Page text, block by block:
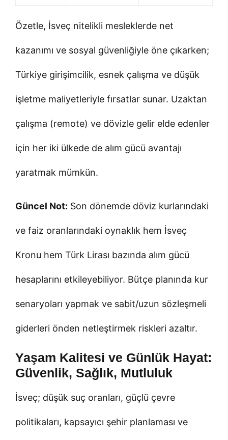
Özetle, İsveç nitelikli mesleklerde net
kazanımı ve sosyal güvenliğiyle öne çıkarken;
Türkiye girişimcilik, esnek çalışma ve düşük
işletme maliyetleriyle fırsatlar sunar. Uzaktan
çalışma (remote) ve dövizle gelir elde edenler
için her iki ülkede de alım gücü avantajı
yaratmak mümkün.
Güncel Not: Son dönemde döviz kurlarındaki
ve faiz oranlarındaki oynaklık hem İsveç
Kronu hem Türk Lirası bazında alım gücü
hesaplarını etkileyebiliyor. Bütçe planında kur
senaryoları yapmak ve sabit/uzun sözleşmeli
giderleri önden netleştirmek riskleri azaltır.
Yaşam Kalitesi ve Günlük Hayat:
Güvenlik, Sağlık, Mutluluk
İsveç; düşük suç oranları, güçlü çevre
politikaları, kapsayıcı şehir planlaması ve